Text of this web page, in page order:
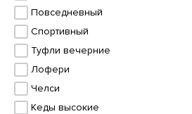
Повседневный
Спортивный
Туфли вечерние
Лофери
Челси
Кеды высокие